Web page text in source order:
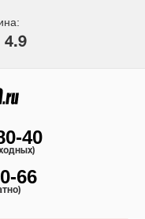
4.9
40
66